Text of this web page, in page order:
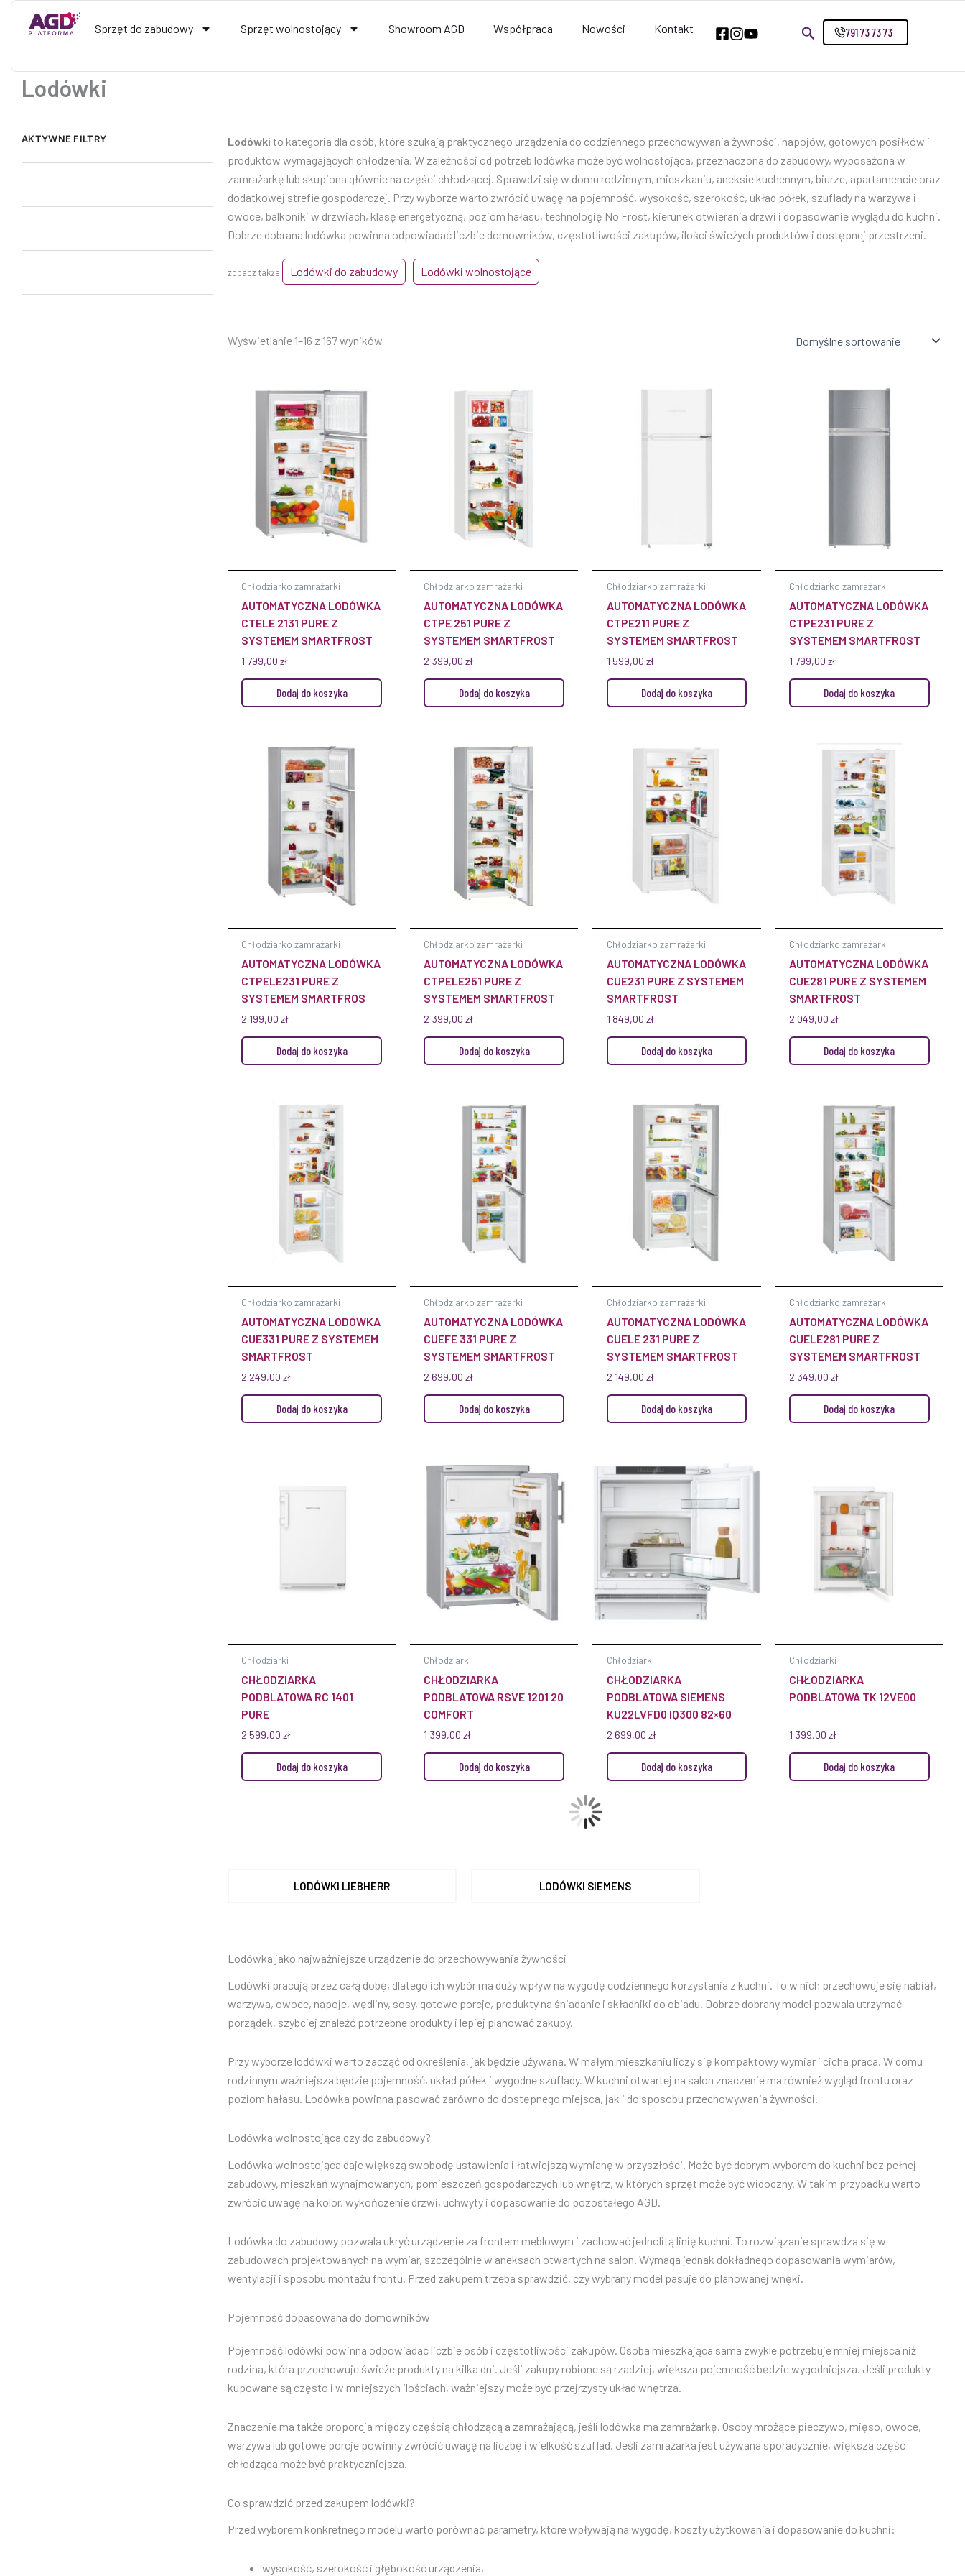
Przejdź
791 73 73 73
Sprzęt do zabudowy Sprzęt wolnostojący Showroom AGD Współpraca Nowości Kontakt
Lodówki
AKTYWNE FILTRY Lodówki to kategoria dla osób, które szukają praktycznego urządzenia do codziennego przechowywania żywności, napojów, gotowych posiłków i
produktów wymagających chłodzenia. W zależności od potrzeb lodówka może być wolnostojąca, przeznaczona do zabudowy, wyposażona w
zamrażarkę lub skupiona głównie na części chłodzącej. Sprawdzi się w domu rodzinnym, mieszkaniu, aneksie kuchennym, biurze, apartamencie oraz
dodatkowej strefie gospodarczej. Przy wyborze warto zwrócić uwagę na pojemność, wysokość, szerokość, układ półek, szuflady na warzywa i
owoce, balkoniki w drzwiach, klasę energetyczną, poziom hałasu, technologię No Frost, kierunek otwierania drzwi i dopasowanie wyglądu do kuchni.
Dobrze dobrana lodówka powinna odpowiadać liczbie domowników, częstotliwości zakupów, ilości świeżych produktów i dostępnej przestrzeni.
zobacz także: Lodówki do zabudowy Lodówki wolnostojące
Wyświetlanie 1–16 z 167 wyników
Chłodziarko zamrażarki
AUTOMATYCZNA LODÓWKA
CTELE 2131 PURE Z
SYSTEMEM SMARTFROST
1 799,00zł
Dodaj do koszyka
Chłodziarko zamrażarki
AUTOMATYCZNA LODÓWKA
CTPE 251 PURE Z
SYSTEMEM SMARTFROST
2 399,00zł
Dodaj do koszyka
Chłodziarko zamrażarki
AUTOMATYCZNA LODÓWKA
CTPE211 PURE Z
SYSTEMEM SMARTFROST
1 599,00 zł
Dodaj do koszyka
Chłodziarko zamrażarki
AUTOMATYCZNA LODÓWKA
CTPE231 PURE Z
SYSTEMEM SMARTFROST
1 799,00 zł
Dodaj do koszyka
Chłodziarko zamrażarki
AUTOMATYCZNA LODÓWKA
CTPELE231 PURE Z
SYSTEMEM SMARTFROS
2 199,00zł
Dodaj do koszyka
Chłodziarko zamrażarki
AUTOMATYCZNA LODÓWKA
CTPELE251 PURE Z
SYSTEMEM SMARTFROST
2 399,00zł
Dodaj do koszyka
Chłodziarko zamrażarki
AUTOMATYCZNA LODÓWKA
CUE231 PURE Z SYSTEMEM
SMARTFROST
1 849,00 zł
Dodaj do koszyka
Chłodziarko zamrażarki
AUTOMATYCZNA LODÓWKA
CUE281 PURE Z SYSTEMEM
SMARTFROST
2 049,00 zł
Dodaj do koszyka
Chłodziarko zamrażarki
AUTOMATYCZNA LODÓWKA
CUE331 PURE Z SYSTEMEM
SMARTFROST
2 249,00zł
Dodaj do koszyka
Chłodziarko zamrażarki
AUTOMATYCZNA LODÓWKA
CUEFE 331 PURE Z
SYSTEMEM SMARTFROST
2 699,00zł
Dodaj do koszyka
Chłodziarko zamrażarki
AUTOMATYCZNA LODÓWKA
CUELE 231 PURE Z
SYSTEMEM SMARTFROST
2 149,00 zł
Dodaj do koszyka
Chłodziarko zamrażarki
AUTOMATYCZNA LODÓWKA
CUELE281 PURE Z
SYSTEMEM SMARTFROST
2 349,00 zł
Dodaj do koszyka
Chłodziarki
CHŁODZIARKA
PODBLATOWA RC 1401
PURE
2 599,00zł
Dodaj do koszyka
Chłodziarki
CHŁODZIARKA
PODBLATOWA RSVE 1201 20
COMFORT
1 399,00zł
Dodaj do koszyka
Chłodziarki
CHŁODZIARKA
PODBLATOWA SIEMENS
KU22LVFD0 IQ300 82×60
2 699,00 zł
Dodaj do koszyka
Chłodziarki
CHŁODZIARKA
PODBLATOWA TK 12VE00
1 399,00 zł
Dodaj do koszyka
LODÓWKI LIEBHERR LODÓWKI SIEMENS
Lodówka jako najważniejsze urządzenie do przechowywania żywności
Lodówki pracują przez całą dobę, dlatego ich wybór ma duży wpływ na wygodę codziennego korzystania z kuchni. To w nich przechowuje się nabiał,
warzywa, owoce, napoje, wędliny, sosy, gotowe porcje, produkty na śniadanie i składniki do obiadu. Dobrze dobrany model pozwala utrzymać
porządek, szybciej znaleźć potrzebne produkty i lepiej planować zakupy.
Przy wyborze lodówki warto zacząć od określenia, jak będzie używana. W małym mieszkaniu liczy się kompaktowy wymiar i cicha praca. W domu
rodzinnym ważniejsza będzie pojemność, układ półek i wygodne szuflady. W kuchni otwartej na salon znaczenie ma również wygląd frontu oraz
poziom hałasu. Lodówka powinna pasować zarówno do dostępnego miejsca, jak i do sposobu przechowywania żywności.
Lodówka wolnostojąca czy do zabudowy?
Lodówka wolnostojąca daje większą swobodę ustawienia i łatwiejszą wymianę w przyszłości. Może być dobrym wyborem do kuchni bez pełnej
zabudowy, mieszkań wynajmowanych, pomieszczeń gospodarczych lub wnętrz, w których sprzęt może być widoczny. W takim przypadku warto
zwrócić uwagę na kolor, wykończenie drzwi, uchwyty i dopasowanie do pozostałego AGD.
Lodówka do zabudowy pozwala ukryć urządzenie za frontem meblowym i zachować jednolitą linię kuchni. To rozwiązanie sprawdza się w
zabudowach projektowanych na wymiar, szczególnie w aneksach otwartych na salon. Wymaga jednak dokładnego dopasowania wymiarów,
wentylacji i sposobu montażu frontu. Przed zakupem trzeba sprawdzić, czy wybrany model pasuje do planowanej wnęki.
Pojemność dopasowana do domowników
Pojemność lodówki powinna odpowiadać liczbie osób i częstotliwości zakupów. Osoba mieszkająca sama zwykle potrzebuje mniej miejsca niż
rodzina, która przechowuje świeże produkty na kilka dni. Jeśli zakupy robione są rzadziej, większa pojemność będzie wygodniejsza. Jeśli produkty
kupowane są często i w mniejszych ilościach, ważniejszy może być przejrzysty układ wnętrza.
Znaczenie ma także proporcja między częścią chłodzącą a zamrażającą, jeśli lodówka ma zamrażarkę. Osoby mrożące pieczywo, mięso, owoce,
warzywa lub gotowe porcje powinny zwrócić uwagę na liczbę i wielkość szuflad. Jeśli zamrażarka jest używana sporadycznie, większa część
chłodząca może być praktyczniejsza.
Co sprawdzić przed zakupem lodówki?
Przed wyborem konkretnego modelu warto porównać parametry, które wpływają na wygodę, koszty użytkowania i dopasowanie do kuchni:
wysokość, szerokość i głębokość urządzenia,